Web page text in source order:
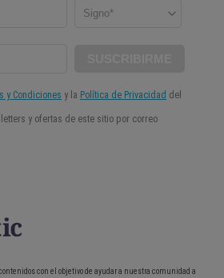
con el objetivo de ayudar a nuestra comunidad a